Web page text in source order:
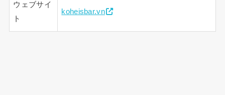
ウェブサイ
ト
koheisbar.vn